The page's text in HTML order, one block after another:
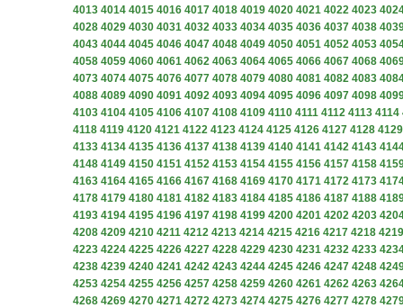
4013 4014 4015 4016 4017 4018 4019 4020 4021 4022 4023
4028 4029 4030 4031 4032 4033 4034 4035 4036 4037 4038
4043 4044 4045 4046 4047 4048 4049 4050 4051 4052 4053
4058 4059 4060 4061 4062 4063 4064 4065 4066 4067 4068
4073 4074 4075 4076 4077 4078 4079 4080 4081 4082 4083
4088 4089 4090 4091 4092 4093 4094 4095 4096 4097 4098
4103 4104 4105 4106 4107 4108 4109 4110 4111 4112 4113 4114
4118 4119 4120 4121 4122 4123 4124 4125 4126 4127 4128 4129
4133 4134 4135 4136 4137 4138 4139 4140 4141 4142 4143
4148 4149 4150 4151 4152 4153 4154 4155 4156 4157 4158
4163 4164 4165 4166 4167 4168 4169 4170 4171 4172 4173
4178 4179 4180 4181 4182 4183 4184 4185 4186 4187 4188
4193 4194 4195 4196 4197 4198 4199 4200 4201 4202 4203
4208 4209 4210 4211 4212 4213 4214 4215 4216 4217 4218 4219
4223 4224 4225 4226 4227 4228 4229 4230 4231 4232 4233
4238 4239 4240 4241 4242 4243 4244 4245 4246 4247 4248
4253 4254 4255 4256 4257 4258 4259 4260 4261 4262 4263
4268 4269 4270 4271 4272 4273 4274 4275 4276 4277 4278